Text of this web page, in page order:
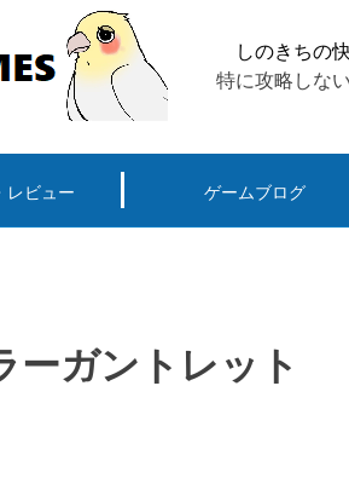
しのきちの
特に攻略しな
レビュー ゲームブログ
ーガントレット